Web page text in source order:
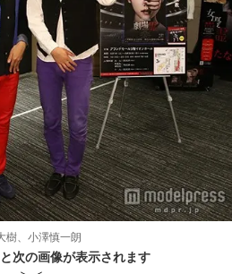
樹、小澤慎一朗
次の画像が表示されます